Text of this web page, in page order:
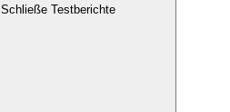
Schließe Testberichte